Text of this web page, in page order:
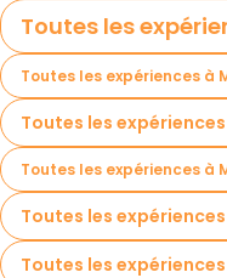
Toutes les
Toutes les expériences à
Toutes les
Toutes les expériences à
Toutes les
Toutes les